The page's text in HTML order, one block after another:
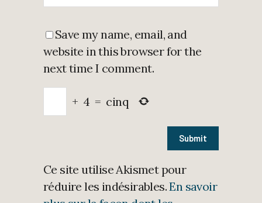
Save my name, email, and
website in this browser for the
next time I comment.
+ 4 = cinq
Ce site utilise Akismet pour
réduire les indésirables.En savoir